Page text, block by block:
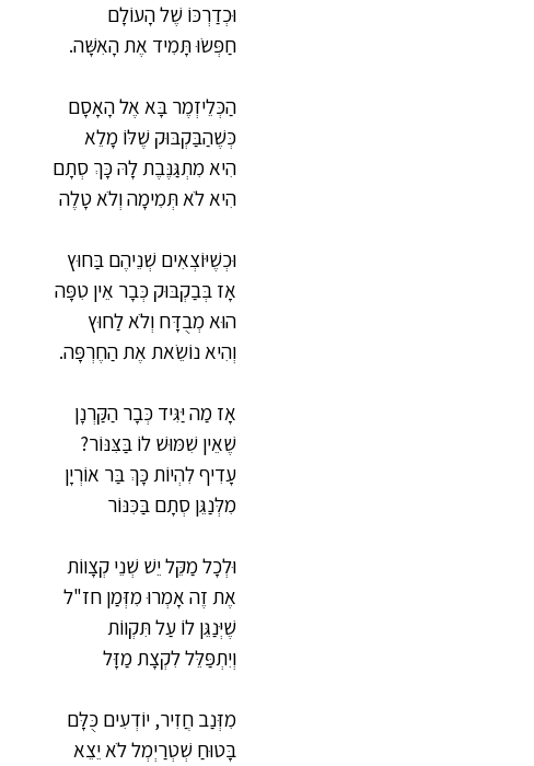
וּכְדַרְכּוֹ שֶׁל הָעוֹלָם
חַפְּשׂוּ תָּמִיד אֶת הָאִשָּׁה.
הַכְּלֵיזְמֶר בָּא אֶל הָאָסָם
כְּשֶׁהַבַּקְבּוּק שֶׁלּוֹ מָלֵא
הִיא מִתְגַּנֶּבֶת לָהּ כָּךְ סְתָם
הִיא לֹא תְּמִימָה וְלֹא טָלֶה
וּכְשֶׁיּוֹצְאִים שְׁנֵיהֶם בַּחוּץ
אָז בְּבַקְבּוּק כְּבָר אֵין טִפָּה
הוּא מְבֻדָּח וְלֹא לַחוּץ
וְהִיא נוֹשֵׂאת אֶת הַחֶרְפָּה.
אָז מַה יַּגִּיד כְּבָר הַקַּרְנָן
שֶׁאֵין שִׁמּוּשׁ לוֹ בַּצִּנּוֹר?
עָדִיף לִהְיוֹת כָּךְ בַּר אוֹרְיָן
מִלְּנַגֵּן סְתָם בַּכִּנּוֹר
וּלְכָל מַקֵּל יֵשׁ שְׁנֵי קְצָווֹת
אֶת זֶה אָמְרוּ מִזְּמַן חז"ל
שֶׁיְּנַגֵּן לוֹ עַל תִּקְווֹת
וְיִתְפַּלֵּל לִקְצָת מַזָּל
מִזְּנַב חֲזִיר, יוֹדְעִים כֻּלָּם
בָּטוּחַ שְׁטְרַיְמְל לֹא יֵצֵא